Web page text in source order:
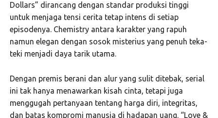
Dollars” dirancang dengan standar produksi tinggi
untuk menjaga tensi cerita tetap intens di setiap
episodenya. Chemistry antara karakter yang rapuh
namun elegan dengan sosok misterius yang penuh teka-
teki menjadi daya tarik utama.
Dengan premis berani dan alur yang sulit ditebak, serial
ini tak hanya menawarkan kisah cinta, tetapi juga
menggugah pertanyaan tentang harga diri, integritas,
dan batas kompromi manusia di hadapan uang. “Love &